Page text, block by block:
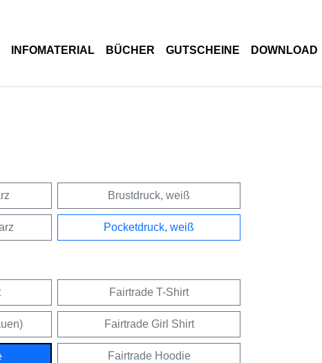
INFOMATERIAL BÜCHER GUTSCHEINE DOWNLOAD
Brustdruck, weiß
Pocketdruck, weiß
Fairtrade T-Shirt
Fairtrade Girl Shirt
Fairtrade Hoodie